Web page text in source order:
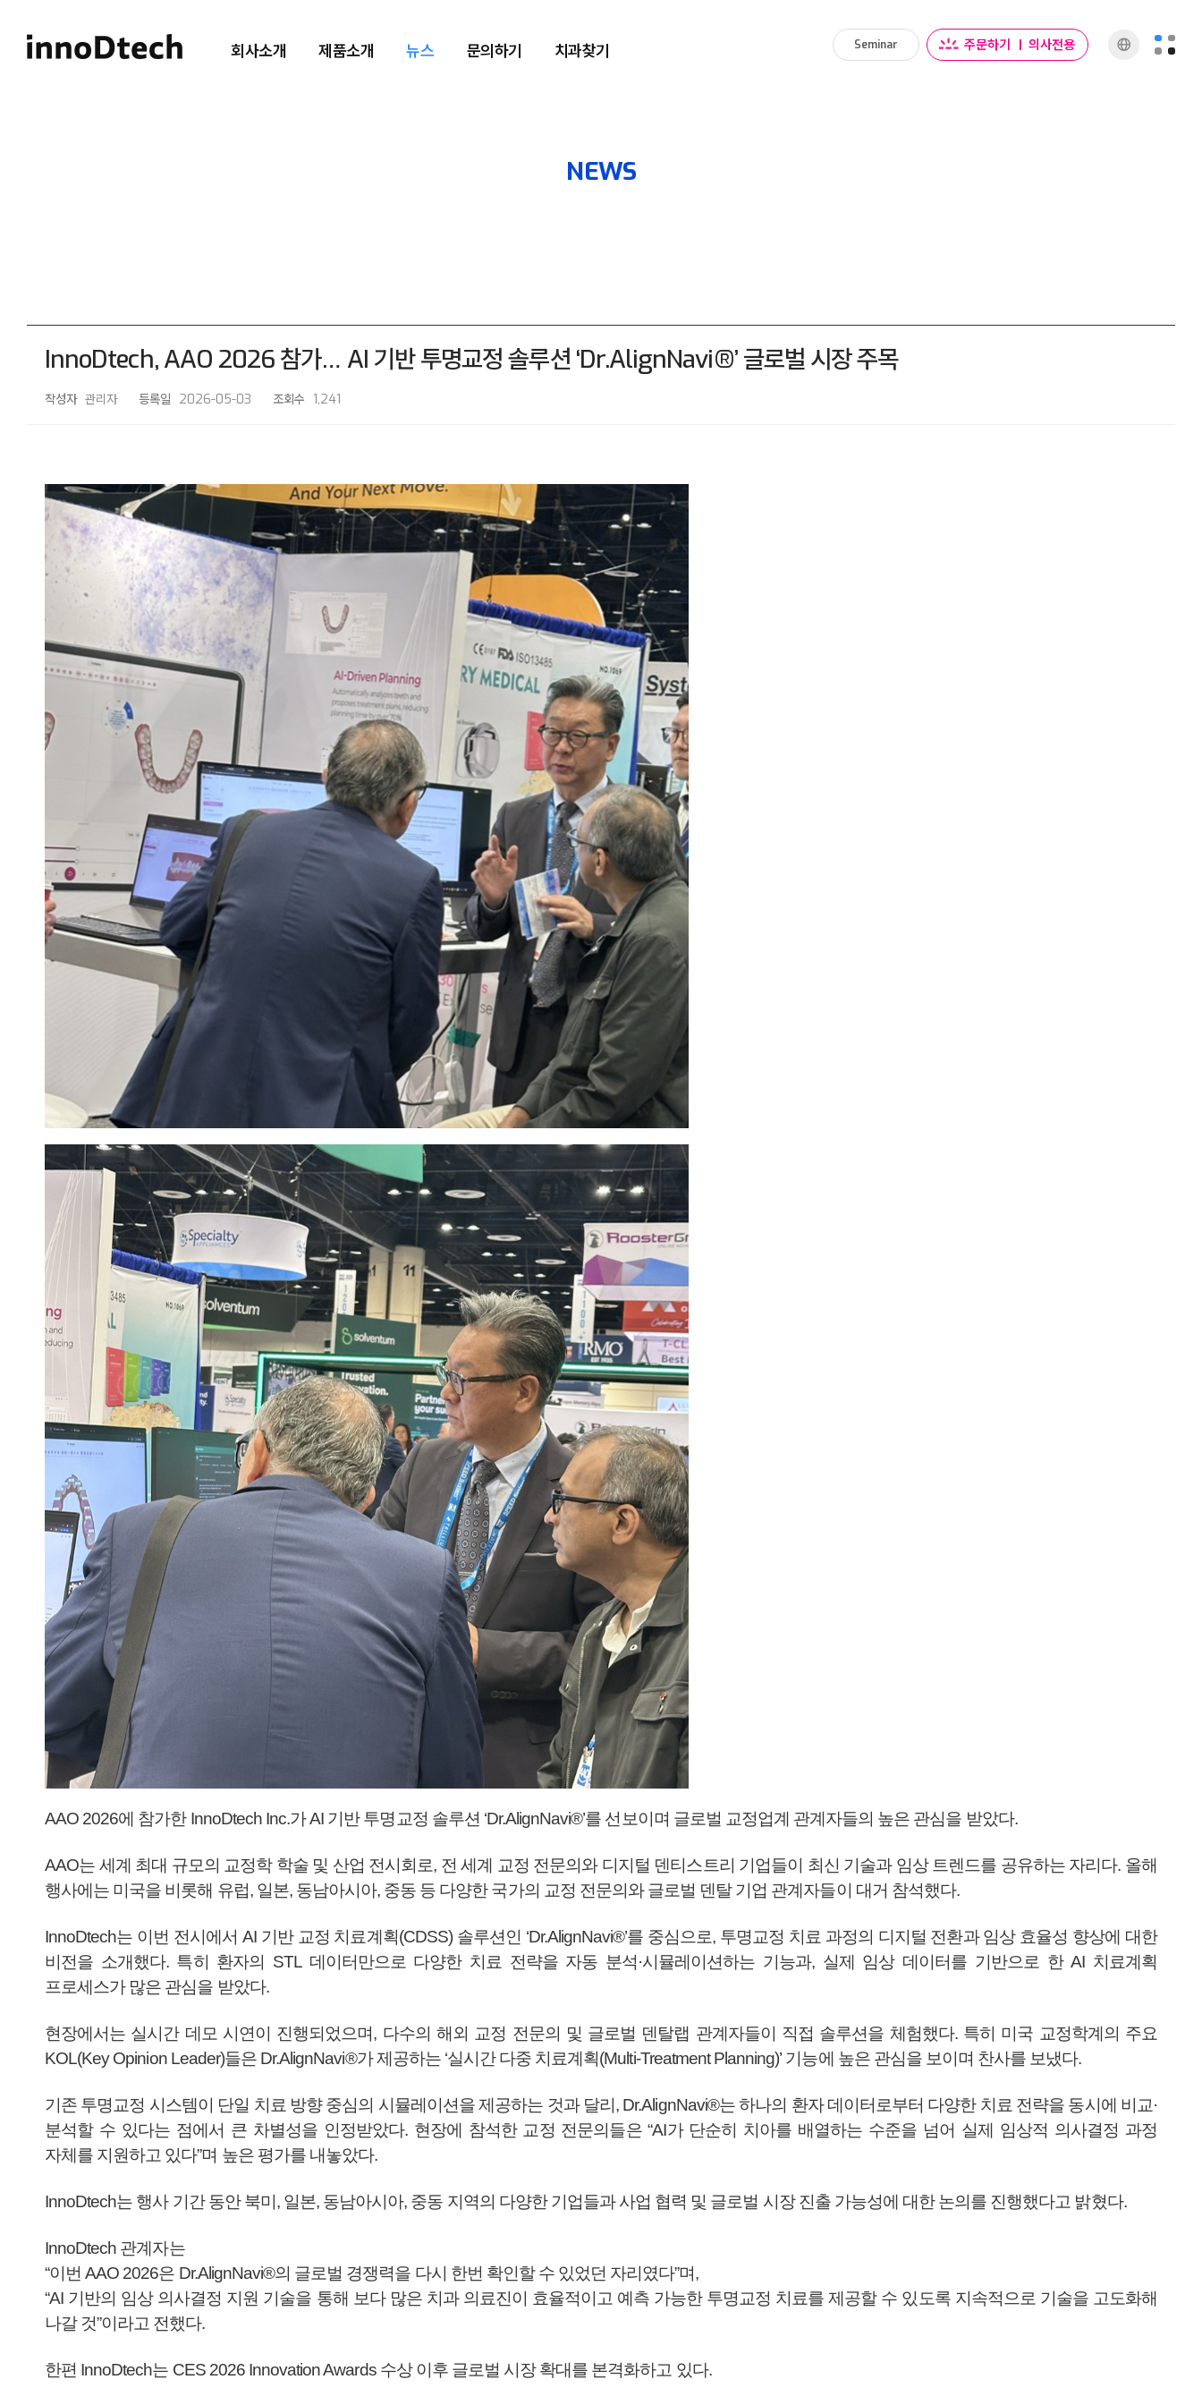
Seminar 주문하기 | 의사전용
회사소개 제품소개 뉴스 문의하기 치과찾기
NEWS
InnoDtech, AAO 2026 참가… AI 기반 투명교정 솔루션 ‘Dr.AlignNavi®’ 글로벌 시장 주목
작성자 관리자 등록일 2026-05-03 조회수 1,241
AAO 2026에 참가한 InnoDtech Inc.가 AI 기반 투명교정 솔루션 ‘Dr.AlignNavi®’를 선보이며 글로벌 교정업계 관계자들의 높은 관심을 받았다.
AAO는 세계 최대 규모의 교정학 학술 및 산업 전시회로, 전 세계 교정 전문의와 디지털 덴티스트리 기업들이 최신 기술과 임상 트렌드를 공유하는 자리다. 올해
행사에는 미국을 비롯해 유럽, 일본, 동남아시아, 중동 등 다양한 국가의 교정 전문의와 글로벌 덴탈 기업 관계자들이 대거 참석했다.
InnoDtech는 이번 전시에서 AI 기반 교정 치료계획(CDSS) 솔루션인 ‘Dr.AlignNavi®’를 중심으로, 투명교정 치료 과정의 디지털 전환과 임상 효율성 향상에 대한
비전을 소개했다. 특히 환자의 STL 데이터만으로 다양한 치료 전략을 자동 분석·시뮬레이션하는 기능과, 실제 임상 데이터를 기반으로 한 AI 치료계획
프로세스가 많은 관심을 받았다.
현장에서는 실시간 데모 시연이 진행되었으며, 다수의 해외 교정 전문의 및 글로벌 덴탈랩 관계자들이 직접 솔루션을 체험했다. 특히 미국 교정학계의 주요
KOL(Key Opinion Leader)들은 Dr.AlignNavi®가 제공하는 ‘실시간 다중 치료계획(Multi-Treatment Planning)’ 기능에 높은 관심을 보이며 찬사를 보냈다.
기존 투명교정 시스템이 단일 치료 방향 중심의 시뮬레이션을 제공하는 것과 달리, Dr.AlignNavi®는 하나의 환자 데이터로부터 다양한 치료 전략을 동시에 비교·
분석할 수 있다는 점에서 큰 차별성을 인정받았다. 현장에 참석한 교정 전문의들은 “AI가 단순히 치아를 배열하는 수준을 넘어 실제 임상적 의사결정 과정
자체를 지원하고 있다”며 높은 평가를 내놓았다.
InnoDtech는 행사 기간 동안 북미, 일본, 동남아시아, 중동 지역의 다양한 기업들과 사업 협력 및 글로벌 시장 진출 가능성에 대한 논의를 진행했다고 밝혔다.
InnoDtech 관계자는
“이번 AAO 2026은 Dr.AlignNavi®의 글로벌 경쟁력을 다시 한번 확인할 수 있었던 자리였다”며,
“AI 기반의 임상 의사결정 지원 기술을 통해 보다 많은 치과 의료진이 효율적이고 예측 가능한 투명교정 치료를 제공할 수 있도록 지속적으로 기술을 고도화해
나갈 것”이라고 전했다.
한편 InnoDtech는 CES 2026 Innovation Awards 수상 이후 글로벌 시장 확대를 본격화하고 있다.